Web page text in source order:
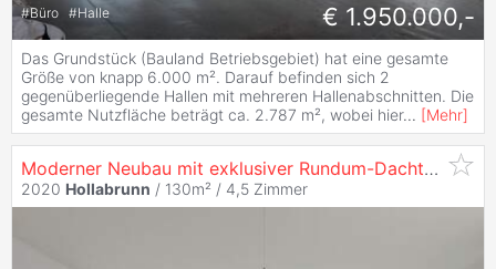
#Büro #Halle € 1.950.000,-
Das Grundstück (Bauland Betriebsgebiet) hat eine gesamte
Größe von knapp 6.000 m². Darauf befinden sich 2
gegenüberliegende Hallen mit mehreren Hallenabschnitten. Die
gesamte Nutzfläche beträgt ca. 2.787 m², wobei hier... [Mehr]
Moderner Neubau mit exklusiver Rundum-Dachterrasse- Einfamilienhaus mit Gestaltungsspielraum in zentraler Lage von
2020 Hollabrunn / 130m² / 4,5 Zimmer